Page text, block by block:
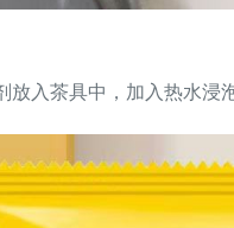
入茶具中，加入热水浸